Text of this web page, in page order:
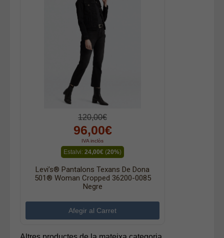
120,00€
96,00€
IVA inclòs
Estalvi: 24,00€ (20%)
Levi’s® Pantalons Texans De Dona
501® Woman Cropped 36200-0085
Negre